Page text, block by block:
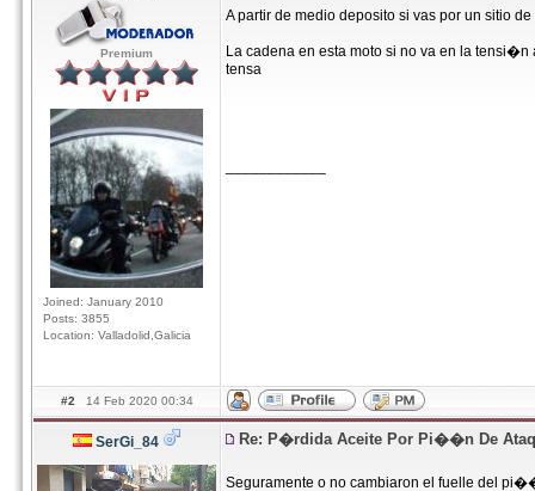
Premium
Joined: January 2010
Posts: 3855
Location: Valladolid,Galicia
A partir de medio deposito si vas por un sitio
La cadena en esta moto si no va en la
tensa
#2 14 Feb 2020 00:34
SerGi_84 Re: P�rdida Aceite Por Pi��n De
Seguramente o no cambiaron el fuelle del